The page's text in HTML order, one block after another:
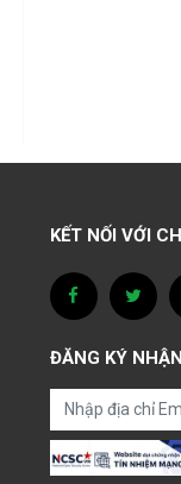
KẾT NỐI VỚI
ĐĂNG KÝ